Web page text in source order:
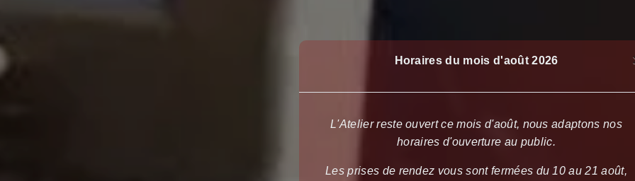
Horaires du mois d'août 2026
L'Atelier reste ouvert ce mois d'août, nous adaptons nos
horaires d'ouverture au public.
Les prises de rendez vous sont fermées du 10 au 21 août,